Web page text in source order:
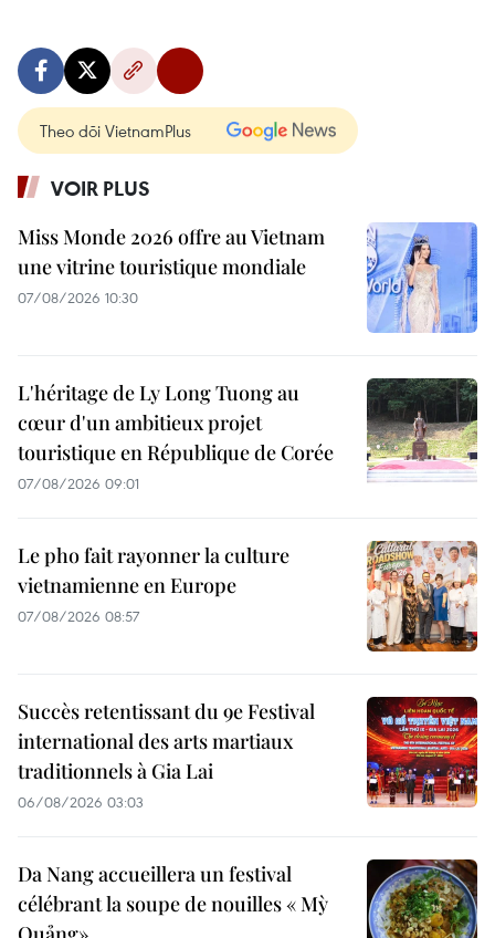
Theo dõi VietnamPlus
VOIR PLUS
Miss Monde 2026 offre au Vietnam
une vitrine touristique mondiale
07/08/2026 10:30
L'héritage de Ly Long Tuong au
cœur d'un ambitieux projet
touristique en République de Corée
07/08/2026 09:01
Le pho fait rayonner la culture
vietnamienne en Europe
07/08/2026 08:57
Succès retentissant du 9e Festival
international des arts martiaux
traditionnels à Gia Lai
06/08/2026 03:03
Da Nang accueillera un festival
célébrant la soupe de nouilles « Mỳ